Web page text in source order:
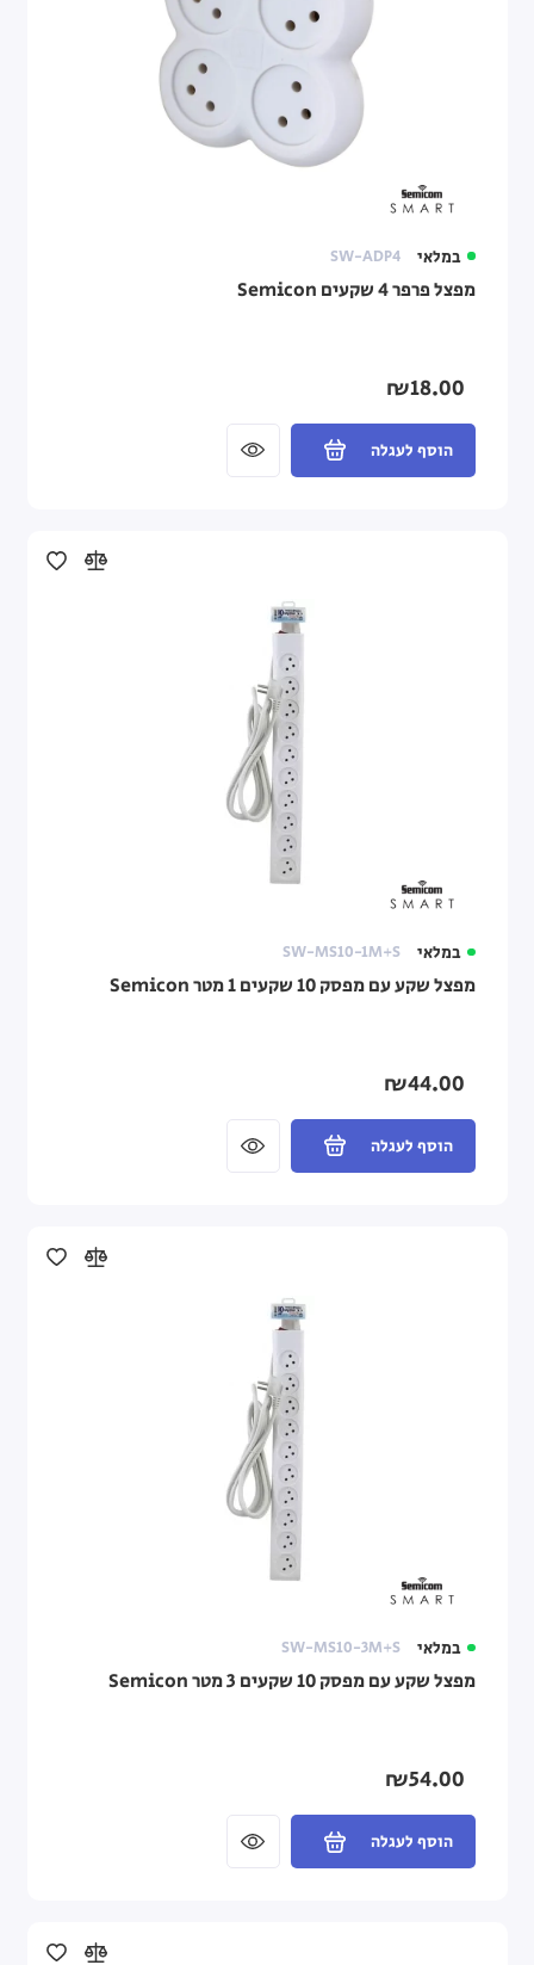
במלאי SW-ADP4
מפצל פרפר 4 שקעים Semicon
₪18.00
הוסף לעגלה
במלאי SW-MS10-1M+S
מפצל שקע עם מפסק 10 שקעים 1 מטר Semicon
₪44.00
הוסף לעגלה
במלאי SW-MS10-3M+S
מפצל שקע עם מפסק 10 שקעים 3 מטר Semicon
₪54.00
הוסף לעגלה